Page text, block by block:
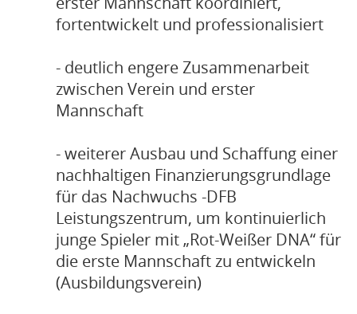
fortentwickelt und professionalisiert
- deutlich engere Zusammenarbeit
zwischen Verein und erster
Mannschaft
- weiterer Ausbau und Schaffung einer
nachhaltigen Finanzierungsgrundlage
für das Nachwuchs -DFB
Leistungszentrum, um kontinuierlich
junge Spieler mit „Rot-Weißer DNA“ für
die erste Mannschaft zu entwickeln
(Ausbildungsverein)